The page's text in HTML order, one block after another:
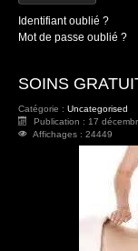
Identifiant oublié ?
Mot de passe oublié ?
SOINS
Catégorie : Uncategorised
Publication : 17
Affichages : 24449